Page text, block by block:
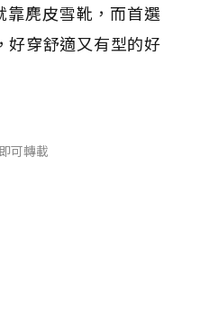
靠麂皮雪靴，而首選
好穿舒適又有型的好
可轉載